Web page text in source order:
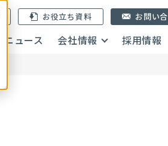
お役立ち資料
ニュース 会社情報 採用情報
お問い